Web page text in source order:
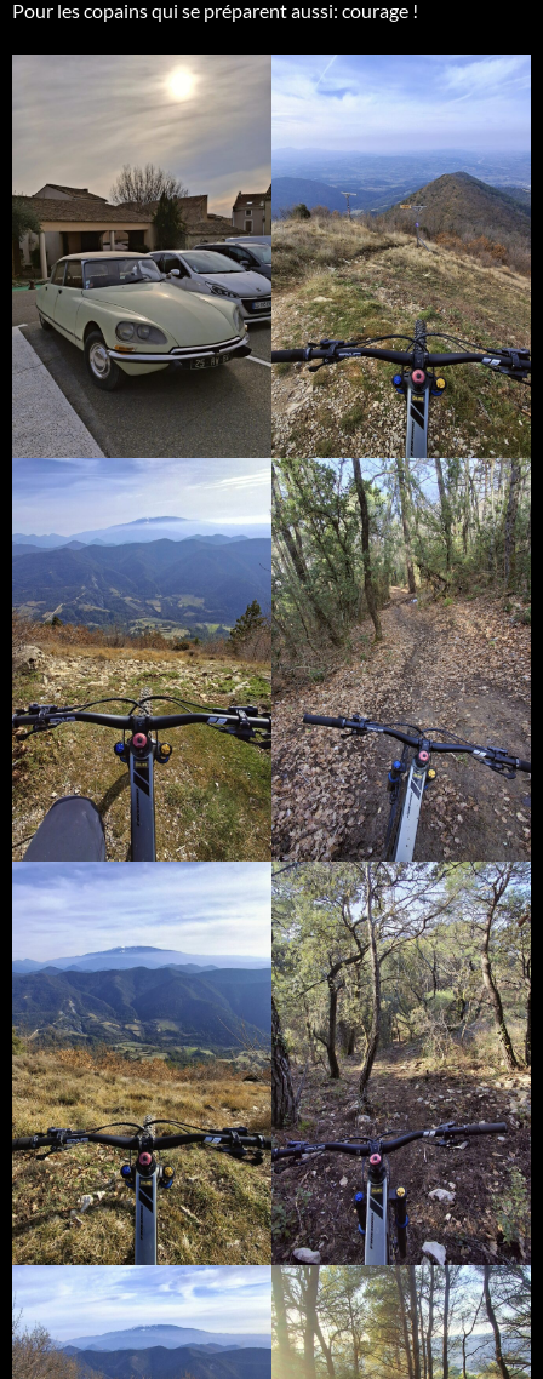
Pour les copains qui se préparent aussi: courage !